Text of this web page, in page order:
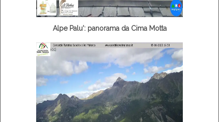
Alpe Palu': panorama da Cima Motta